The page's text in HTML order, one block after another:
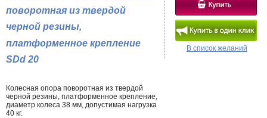
В список желаний
поворотная из твердой
черной резины,
платформенное крепление
SDd 20
Колесная опора поворотная из твердой
черной резины, платформенное крепление,
диаметр колеса 38 мм, допустимая нагрузка
40 кг.